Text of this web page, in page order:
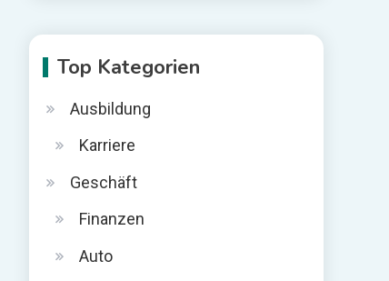
Top Kategorien
Ausbildung
Karriere
Geschäft
Finanzen
Auto